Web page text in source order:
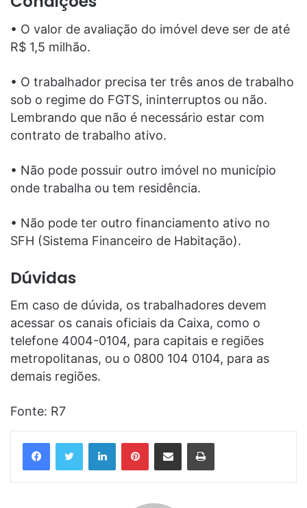
• O valor de avaliação do imóvel deve ser de até
R$ 1,5 milhão.
• O trabalhador precisa ter três anos de trabalho
sob o regime do FGTS, ininterruptos ou não.
Lembrando que não é necessário estar com
contrato de trabalho ativo.
• Não pode possuir outro imóvel no município
onde trabalha ou tem residência.
• Não pode ter outro financiamento ativo no
SFH (Sistema Financeiro de Habitação).
Dúvidas
Em caso de dúvida, os trabalhadores devem
acessar os canais oficiais da Caixa, como o
telefone 4004-0104, para capitais e regiões
metropolitanas, ou o 0800 104 0104, para as
demais regiões.
Fonte: R7
LinkedinPinterestCompartilhar via e-mail Imprimir